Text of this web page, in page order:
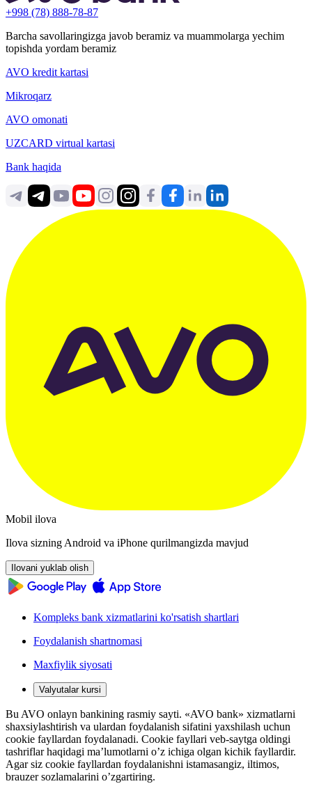
+998 (78) 888-78-87
Barcha savollaringizga javob beramiz va muammolarga yechim
topishda yordam beramiz
AVO kredit kartasi
Mikroqarz
AVO omonati
UZCARD virtual kartasi
Bank haqida
Mobil ilova
Ilova sizning Android va iPhone qurilmangizda mavjud
Ilovani yuklab olish
Kompleks bank xizmatlarini ko'rsatish shartlari
Foydalanish shartnomasi
Maxfiylik siyosati
Valyutalar kursi
Bu AVO onlayn bankining rasmiy sayti. «AVO bank» xizmatlarni
shaxsiylashtirish va ulardan foydalanish sifatini yaxshilash uchun
cookie fayllardan foydalanadi. Cookie fayllari veb-saytga oldingi
tashriflar haqidagi ma’lumotlarni o’z ichiga olgan kichik fayllardir.
Agar siz cookie fayllardan foydalanishni istamasangiz, iltimos,
brauzer sozlamalarini o’zgartiring.